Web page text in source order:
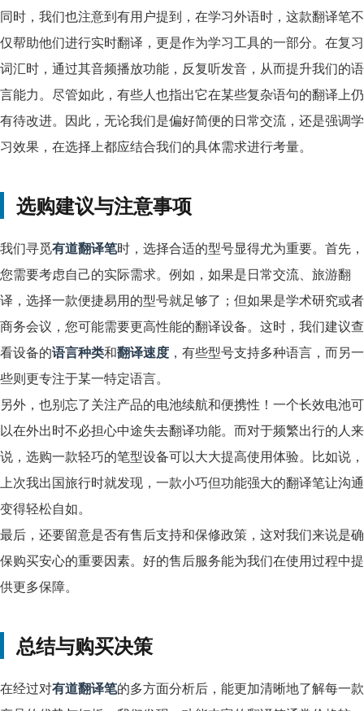
同时，我们也注意到有用户提到，在学习外语时，这款翻译笔不
仅帮助他们进行实时翻译，更是作为学习工具的一部分。在复习
词汇时，通过其音频播放功能，反复听发音，从而提升我们的语
言能力。尽管如此，有些人也指出它在某些复杂语句的翻译上仍
有待改进。因此，无论我们是偏好简便的日常交流，还是强调学
习效果，在选择上都应结合我们的具体需求进行考量。
选购建议与注意事项
我们寻觅有道翻译笔时，选择合适的型号显得尤为重要。首先，
您需要考虑自己的实际需求。例如，如果是日常交流、旅游翻
译，选择一款便捷易用的型号就足够了；但如果是学术研究或者
商务会议，您可能需要更高性能的翻译设备。这时，我们建议查
看设备的语言种类和翻译速度 ，有些型号支持多种语言，而另一
些则更专注于某一特定语言。
另外，也别忘了关注产品的电池续航和便携性！一个长效电池可
以在外出时不必担心中途失去翻译功能。而对于频繁出行的人来
说，选购一款轻巧的笔型设备可以大大提高使用体验。比如说，
上次我出国旅行时就发现，一款小巧但功能强大的翻译笔让沟通
变得轻松自如。
最后，还要留意是否有售后支持和保修政策，这对我们来说是确
保购买安心的重要因素。好的售后服务能为我们在使用过程中提
供更多保障。
总结与购买决策
在经过对有道翻译笔的多方面分析后，能更加清晰地了解每一款